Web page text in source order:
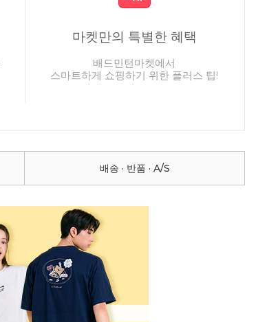
마켓만의 특별한 혜택
배드민턴마켓에서
스마트하게 쇼핑하기 위한 플러스 팁!
배송 · 반품 · A/S